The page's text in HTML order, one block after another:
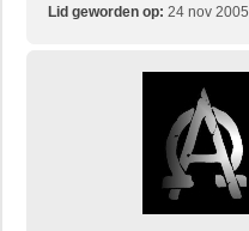
Lid geworden op: 24 nov